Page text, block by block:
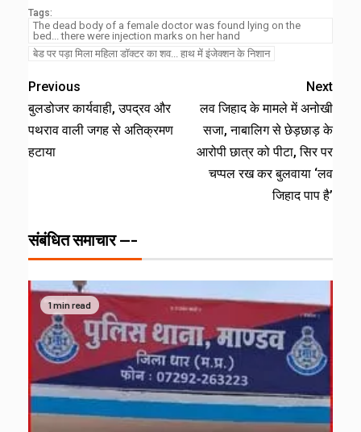
Tags:
The dead body of a female doctor was found lying on the
bed... there were injection marks on her hand
बेड पर पड़ा मिला महिला डॉक्टर का शव... हाथ में इंजेक्शन के निशान
Previous
बुलडोजर कार्यवाही, उपद्रव और
पथराव वाली जगह से अतिक्रमण
हटाया
Next
लव जिहाद के मामले में अनोखी
सजा, नाबालिग से छेड़छाड़ के
आरोपी छात्र को पीटा, सिर पर
चप्पल रख कर बुलवाया ‘लव
जिहाद पाप है’
संबंधित समाचार ---
1 min read